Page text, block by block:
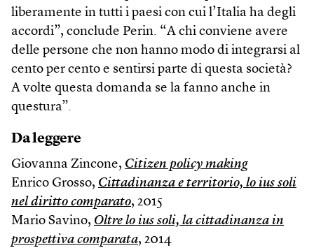
liberamente in tutti i paesi con cui l’Italia ha degli
accordi”, conclude Perin. “A chi conviene avere
delle persone che non hanno modo di integrarsi al
cento per cento e sentirsi parte di questa società?
A volte questa domanda se la fanno anche in
questura”.
Da leggere
Giovanna Zincone, Citizen policy making
Enrico Grosso, Cittadinanza e territorio, lo ius soli
nel diritto comparato, 2015
Mario Savino, Oltre lo ius soli, la cittadinanza in
prospettiva comparata, 2014